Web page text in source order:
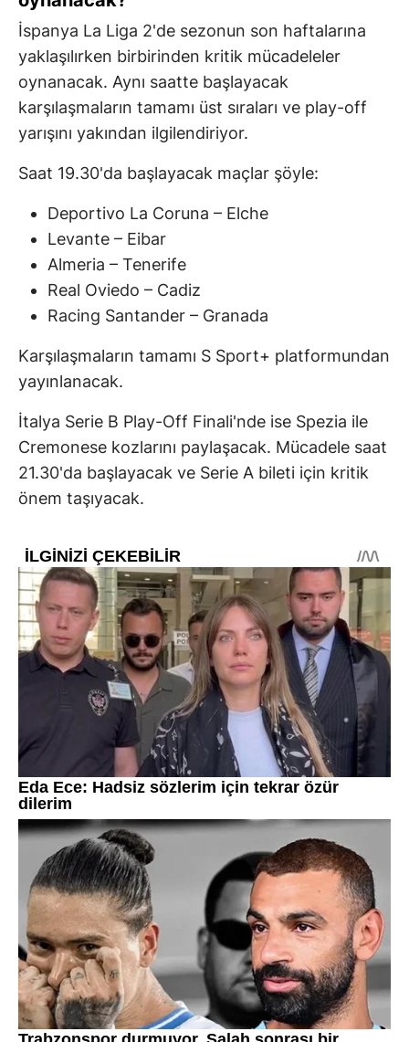
İspanya La Liga 2'de sezonun son haftalarına
yaklaşılırken birbirinden kritik mücadeleler
oynanacak. Aynı saatte başlayacak
karşılaşmaların tamamı üst sıraları ve play-off
yarışını yakından ilgilendiriyor.
Saat 19.30'da başlayacak maçlar şöyle:
Deportivo La Coruna – Elche
Levante – Eibar
Almeria – Tenerife
Real Oviedo – Cadiz
Racing Santander – Granada
Karşılaşmaların tamamı S Sport+ platformundan
yayınlanacak.
İtalya Serie B Play-Off Finali'nde ise Spezia ile
Cremonese kozlarını paylaşacak. Mücadele saat
21.30'da başlayacak ve Serie A bileti için kritik
önem taşıyacak.